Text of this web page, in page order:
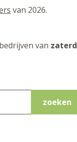
van 2026.
van